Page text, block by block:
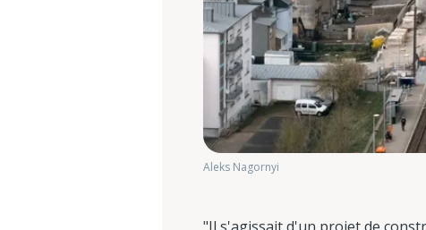
Aleks Nagornyi